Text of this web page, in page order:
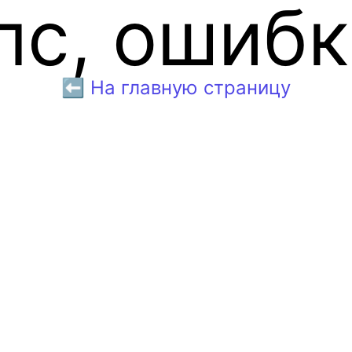
⬅️ На главную страницу